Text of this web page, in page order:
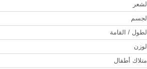
الشعر
الجسم
الطول / القامة
الوزن
إمتلاك أطفال